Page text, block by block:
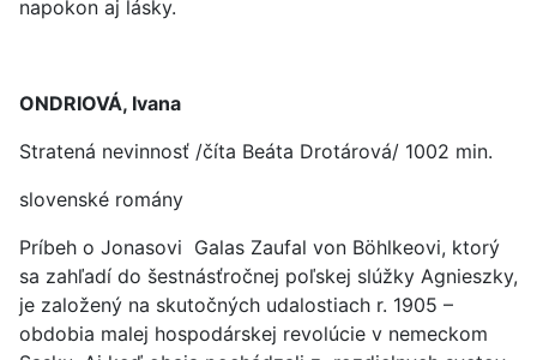
napokon aj lásky.
ONDRIOVÁ, Ivana
Stratená nevinnosť /číta Beáta Drotárová/ 1002 min.
slovenské romány
Príbeh o Jonasovi Galas Zaufal von Böhlkeovi, ktorý
sa zahľadí do šestnásťročnej poľskej slúžky Agnieszky,
je založený na skutočných udalostiach r. 1905 –
obdobia malej hospodárskej revolúcie v nemeckom